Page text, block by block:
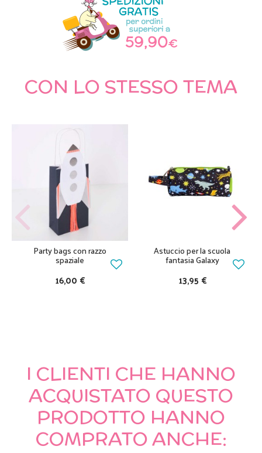
CON LO STESSO TEMA
Party bags con razzo
spaziale
16,00 €
Astuccio per la scuola
fantasia Galaxy
13,95 €
I CLIENTI CHE HANNO
ACQUISTATO QUESTO
PRODOTTO HANNO
COMPRATO ANCHE: